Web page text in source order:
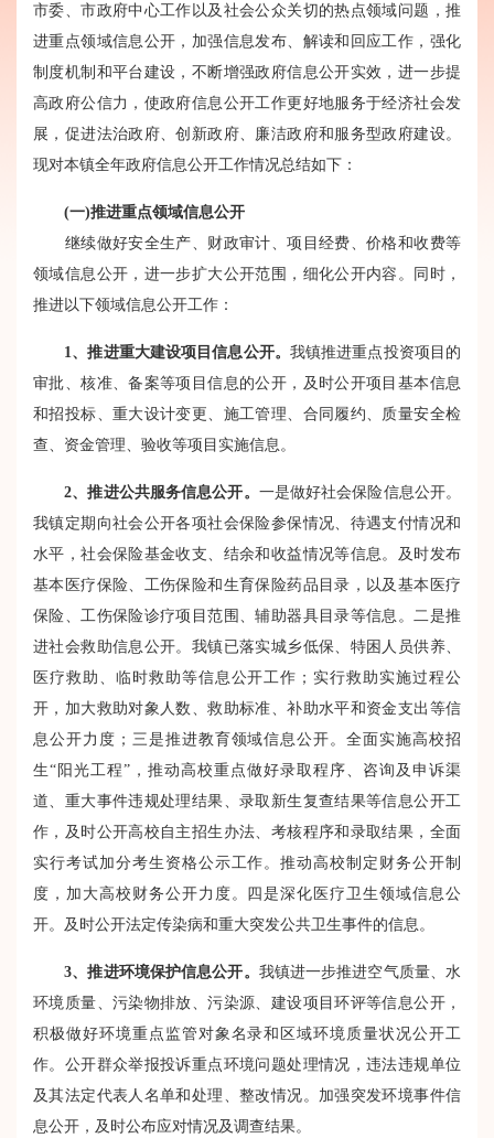
市委、市政府中心工作以及社会公众关切的热点领域问题，推
进重点领域信息公开，加强信息发布、解读和回应工作，强化
制度机制和平台建设，不断增强政府信息公开实效，进一步提
高政府公信力，使政府信息公开工作更好地服务于经济社会发
展，促进法治政府、创新政府、廉洁政府和服务型政府建设。
现对本镇全年政府信息公开工作情况总结如下：
(一)推进重点领域信息公开
继续做好安全生产、财政审计、项目经费、价格和收费等
领域信息公开，进一步扩大公开范围，细化公开内容。同时，
推进以下领域信息公开工作：
1 、推进重大建设项目信息公开。 我镇推进重点投资项目的
审批、核准、备案等项目信息的公开，及时公开项目基本信息
和招投标、重大设计变更、施工管理、合同履约、质量安全检
查、资金管理、验收等项目实施信息。
2、推进公共服务信息公开。 一是做好社会保险信息公开。
我镇定期向社会公开各项社会保险参保情况、待遇支付情况和
水平，社会保险基金收支、结余和收益情况等信息。及时发布
基本医疗保险、工伤保险和生育保险药品目录，以及基本医疗
保险、工伤保险诊疗项目范围、辅助器具目录等信息。二是推
进社会救助信息公开。我镇已落实城乡低保、特困人员供养、
医疗救助、临时救助等信息公开工作；实行救助实施过程公
开，加大救助对象人数、救助标准、补助水平和资金支出等信
息公开力度；三是推进教育领域信息公开。全面实施高校招
生“阳光工程”，推动高校重点做好录取程序、咨询及申诉渠
道、重大事件违规处理结果、录取新生复查结果等信息公开工
作，及时公开高校自主招生办法、考核程序和录取结果，全面
实行考试加分考生资格公示工作。推动高校制定财务公开制
度，加大高校财务公开力度。四是深化医疗卫生领域信息公
开。及时公开法定传染病和重大突发公共卫生事件的信息。
3、推进环境保护信息公开。 我镇进一步推进空气质量、水
环境质量、污染物排放、污染源、建设项目环评等信息公开，
积极做好环境重点监管对象名录和区域环境质量状况公开工
作。公开群众举报投诉重点环境问题处理情况，违法违规单位
及其法定代表人名单和处理、整改情况。加强突发环境事件信
息公开，及时公布应对情况及调查结果。